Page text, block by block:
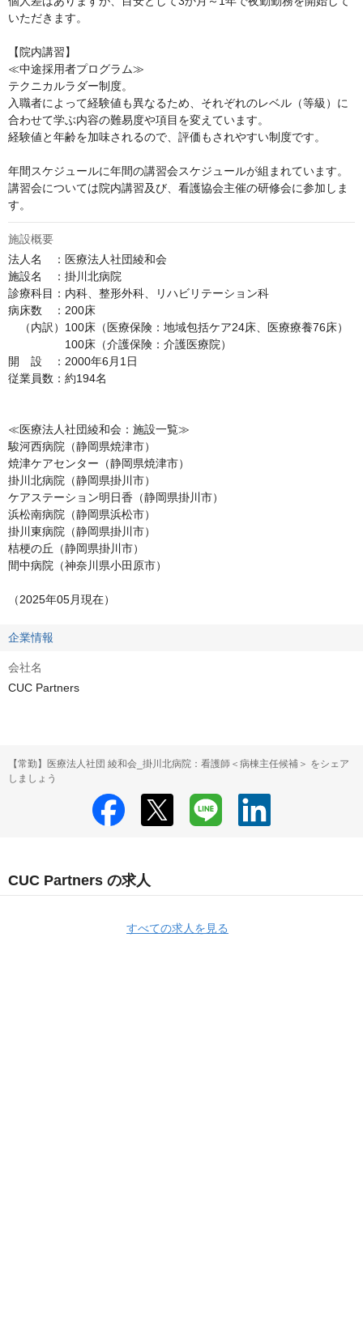
いただきます。
【院内講習】
≪中途採用者プログラム≫
テクニカルラダー制度。
入職者によって経験値も異なるため、それぞれのレベル（等級）に
合わせて学ぶ内容の難易度や項目を変えています。
経験値と年齢を加味されるので、評価もされやすい制度です。
年間スケジュールに年間の講習会スケジュールが組まれています。
講習会については院内講習及び、看護協会主催の研修会に参加しま
す。
施設概要
法人名　：医療法人社団綾和会
施設名　：掛川北病院
診療科目：内科、整形外科、リハビリテーション科
病床数　：200床
（内訳）100床（医療保険：地域包括ケア24床、医療療養76床）
100床（介護保険：介護医療院）
開　設　：2000年6月1日
従業員数：約194名
≪医療法人社団綾和会：施設一覧≫
駿河西病院（静岡県焼津市）
焼津ケアセンター（静岡県焼津市）
掛川北病院（静岡県掛川市）
ケアステーション明日香（静岡県掛川市）
浜松南病院（静岡県浜松市）
掛川東病院（静岡県掛川市）
桔梗の丘（静岡県掛川市）
間中病院（神奈川県小田原市）
（2025年05月現在）
企業情報
会社名
CUC Partners
【常勤】医療法人社団 綾和会_掛川北病院：看護師＜病棟主任候補＞ をシェア
しましょう
CUC Partners の求人
すべての求人を見る